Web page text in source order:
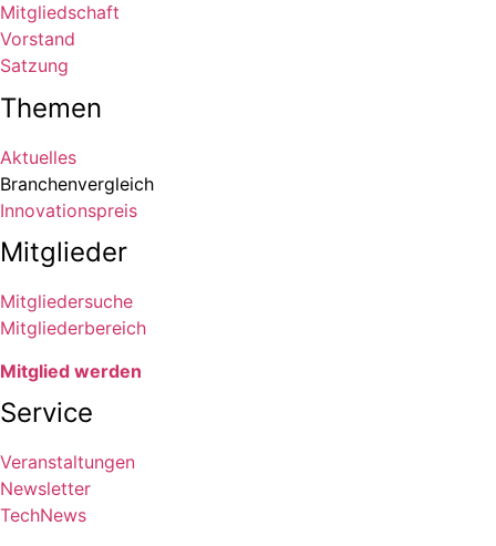
Mitgliedschaft
Vorstand
Satzung
Themen
Aktuelles
Branchenvergleich
Innovationspreis
Mitglieder
Mitgliedersuche
Mitgliederbereich
Mitglied werden
Service
Veranstaltungen
Newsletter
TechNews